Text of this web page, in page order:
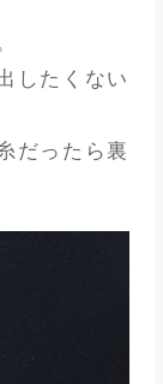
したくない
だったら裏